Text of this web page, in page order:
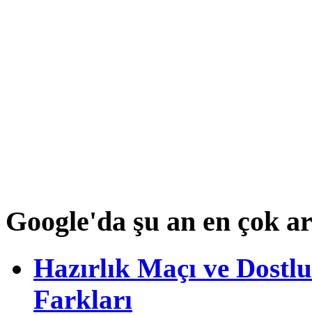
Google'da şu an en çok
Hazırlık Maçı ve
Farkları